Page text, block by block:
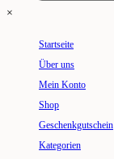
×
Startseite
Über uns
Mein Konto
Shop
Geschenkgutschein
Kategorien